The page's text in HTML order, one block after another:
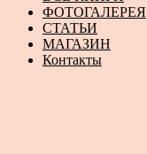
ФОТОГАЛЕРЕЯ
СТАТЬИ
МАГАЗИН
Контакты